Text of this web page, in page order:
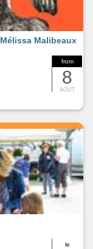
from
8
AOUT
Malibeaux
le